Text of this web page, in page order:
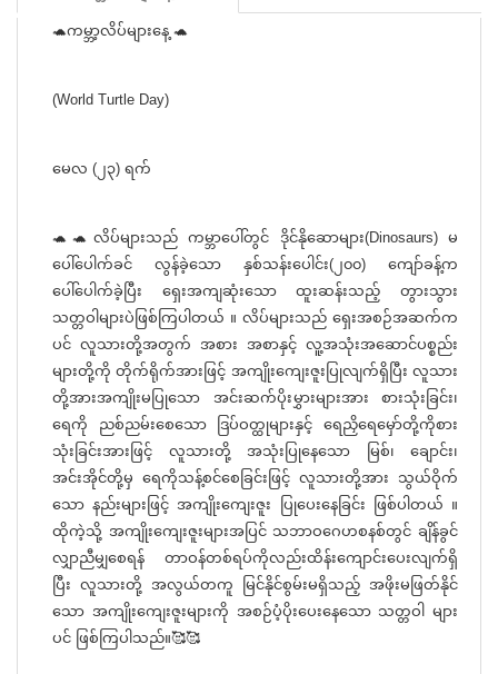
🐢ကမ္ဘာ့လိပ်များနေ့ 🐢
(World Turtle Day)
မေလ (၂၃) ရက်
🐢🐢လိပ်များသည် ကမ္ဘာပေါ်တွင် ဒိုင်နိုဆောများ(Dinosaurs) မ
ပေါ်ပေါက်ခင် လွန်ခဲ့သော နှစ်သန်းပေါင်း(၂၀၀) ကျော်ခန့်က
ပေါ်ပေါက်ခဲ့ပြီး ရှေးအကျဆုံးသော ထူးဆန်းသည့် တွားသွား
သတ္တဝါများပဲဖြစ်ကြပါတယ် ။ လိပ်များသည် ရှေးအစဉ်အဆက်က
ပင် လူသားတို့အတွက် အစား အစာနှင့် လူ့အသုံးအဆောင်ပစ္စည်း
များတို့ကို တိုက်ရိုက်အားဖြင့် အကျိုးကျေးဇူးပြုလျက်ရှိပြီး လူသား
တို့အားအကျိုးမပြုသော အင်းဆက်ပိုးမွှားများအား စားသုံးခြင်း၊
ရေကို ညစ်ညမ်းစေသော ဒြပ်ဝတ္ထုများနှင့် ရေညှိရေမှော်တို့ကိုစား
သုံးခြင်းအားဖြင့် လူသားတို့ အသုံးပြုနေသော မြစ်၊ ချောင်း၊
အင်းအိုင်တို့မှ ရေကိုသန့်စင်စေခြင်းဖြင့် လူသားတို့အား သွယ်ဝိုက်
သော နည်းများဖြင့် အကျိုးကျေးဇူး ပြုပေးနေခြင်း ဖြစ်ပါတယ် ။
ထိုကဲ့သို့ အကျိုးကျေးဇူးများအပြင် သဘာဝဂေဟစနစ်တွင် ချိန်ခွင်
လျှာညီမျှစေရန် တာဝန်တစ်ရပ်ကိုလည်းထိန်းကျောင်းပေးလျက်ရှိ
ပြီး လူသားတို့ အလွယ်တကူ မြင်နိုင်စွမ်းမရှိသည့် အဖိုးမဖြတ်နိုင်
သော အကျိုးကျေးဇူးများကို အစဉ်ပံ့ပိုးပေးနေသော သတ္တဝါ များ
ပင် ဖြစ်ကြပါသည်။🥰🥰